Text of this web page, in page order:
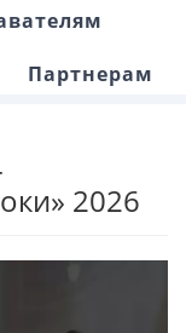
Партнерам
2026